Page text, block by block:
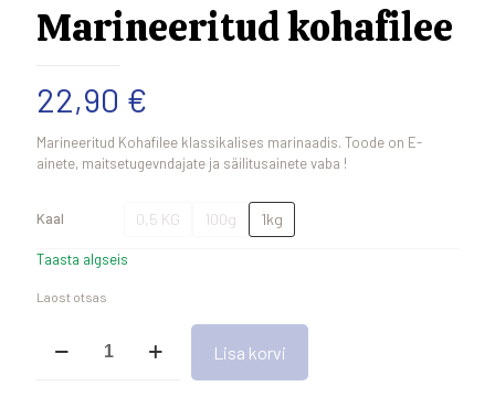
Marineeritud kohafilee
22,90 €
Marineeritud Kohafilee klassikalises marinaadis. Toode on E-
ainete, maitsetugevndajate ja säilitusainete vaba !
Kaal 0,5 KG 100g 1kg
Taasta algseis
Laost otsas
kohafilee
Lisa korvi